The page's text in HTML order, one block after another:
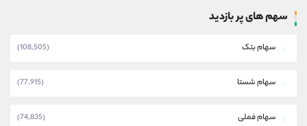
سهم های پر بازدید
سهام بتک (108,505)
سهام شستا (77,915)
سهام فملی (74,835)